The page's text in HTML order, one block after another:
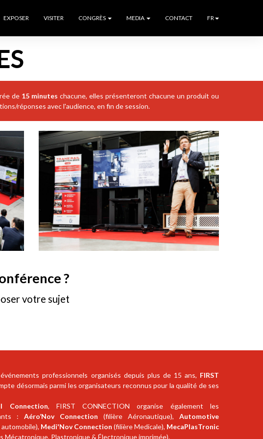
EXPOSER VISITER CONGRÈS MEDIA CONTACT FR
de 15 minutes chacune, elles présenteront chacune un produit ou
réponses avec l'audience, en fin de session.
?
votre sujet
professionnels organisés depuis plus de 15 ans, FIRST
désormais parmi les organisateurs reconnus pour la qualité de ses
Connection, FIRST CONNECTION organise également les
: Aéro’Nov Connection (filière Aéronautique), Automotive
Medi'Nov Connection (filière Medicale), MecaPlasTronic
Mécatronique, Plastronique & Électronique imprimée).